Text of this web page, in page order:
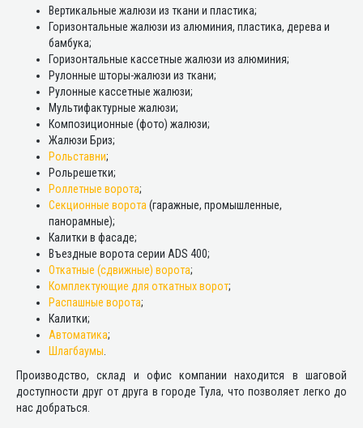
Вертикальные жалюзи из ткани и пластика;
Горизонтальные жалюзи из алюминия, пластика, дерева и
бамбука;
Горизонтальные кассетные жалюзи из алюминия;
Рулонные шторы-жалюзи из ткани;
Рулонные кассетные жалюзи;
Мультифактурные жалюзи;
Композиционные (фото) жалюзи;
Жалюзи Бриз;
Рольставни;
Рольрешетки;
Роллетные ворота;
Секционные ворота (гаражные, промышленные,
панорамные);
Калитки в фасаде;
Въездные ворота серии ADS 400;
Откатные (сдвижные) ворота;
Комплектующие для откатных ворот;
Распашные ворота;
Калитки;
Автоматика;
Шлагбаумы
Производство, склад и офис компании находится в шаговой
доступности друг от друга в городе Тула, что позволяет легко до
нас добраться.